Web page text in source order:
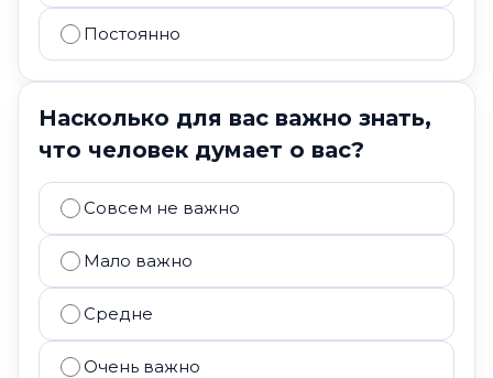
Постоянно
Насколько для вас важно знать,
что человек думает о вас?
Совсем не важно
Мало важно
Средне
Очень важно